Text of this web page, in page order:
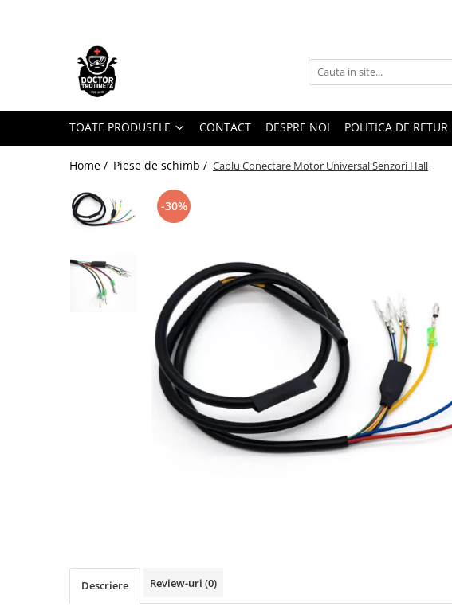
Toate Produsele
Piese de schimb
https://www.doctortrotineta.ro/electrica
Acceleratie
https://www.doctortrotineta.ro/frane
TOATE PRODUSELE CONTACT DESPRE NOI POLITICA DE RETUR
Home / Piese de schimb / Cablu Conectare Motor Universal Senzori Hall
-30%
Descriere Review-uri (0)